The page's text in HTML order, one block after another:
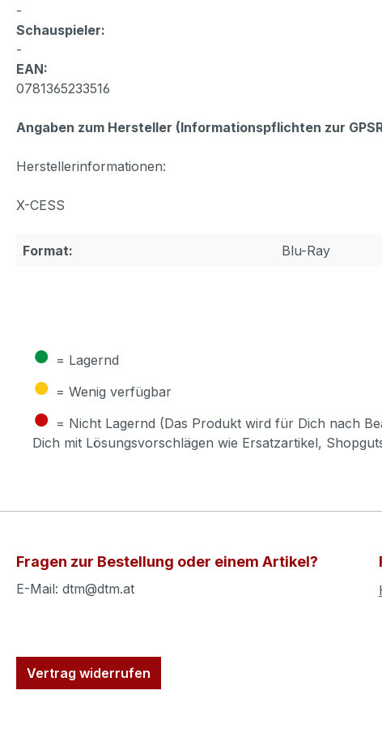
-
Schauspieler:
-
EAN:
0781365233516
Angaben zum Hersteller (Informationspflichten zur
Herstellerinformationen:
X-CESS
Format: Blu-Ray
● = Lagernd
● = Wenig verfügbar
● = Nicht Lagernd (Das Produkt wird für Dich nach
Dich mit Lösungsvorschlägen wie Ersatzartikel,
Fragen zur Bestellung oder einem Artikel?
E-Mail: dtm@dtm.at
Vertrag widerrufen